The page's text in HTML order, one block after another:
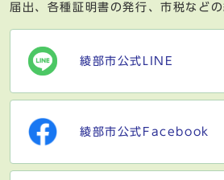
届出、各種証明書の発行、市税などの
綾部市公式LINE
綾部市公式Facebook